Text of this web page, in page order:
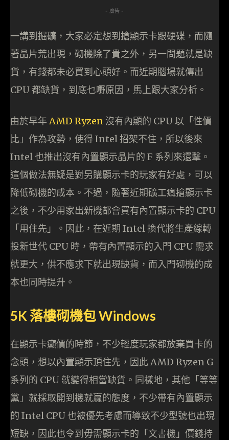
- 廣告 -
一講到掘礦，大家必定想到搶顯示卡跟硬碟，而隨
著晶片荒出現，砌機除了貴之外，另一問題就是缺
貨，有錢都未必買到心頭好。而近期腦場就傳出
CPU 都缺貨，到底乜嘢原因，馬上跟大家分析。
由於早年 AMD Ryzen 沒有內顯的 CPU 以「性價
比」作為攻勢，使得 Intel 招架不住，所以後來
Intel 也推出沒有內置顯示晶片的 F 系列來還擊。
這個做法無疑是對另購顯示卡的玩家有好處，可以
降低砌機的成本。不過，隨著近期礦工瘋搶顯示卡
之後，不少用家出新機都會買有內置顯示卡的 CPU
「用住先」。因此，在近期 Intel 換代將生產線轉
投新世代 CPU 時，帶有內置顯示的入門 CPU 需求
就更大，供不應求下就出現缺貨，而入門砌機的成
本也同時提升。
5K 落樓砌機包 Windows
在顯示卡癲價的時節，不少輕度玩家都放棄買卡的
念頭，想以內置顯示頂住先，因此 AMD Ryzen G
系列的 CPU 就變得相當缺貨。同樣地，其他「等等
黨」就採取開到機就贏的態度，不少帶有內置顯示
的 Intel CPU 也被優先考慮而導致不少型號也出現
短缺，因此也令到毋需顯示卡的「文書機」價錢持